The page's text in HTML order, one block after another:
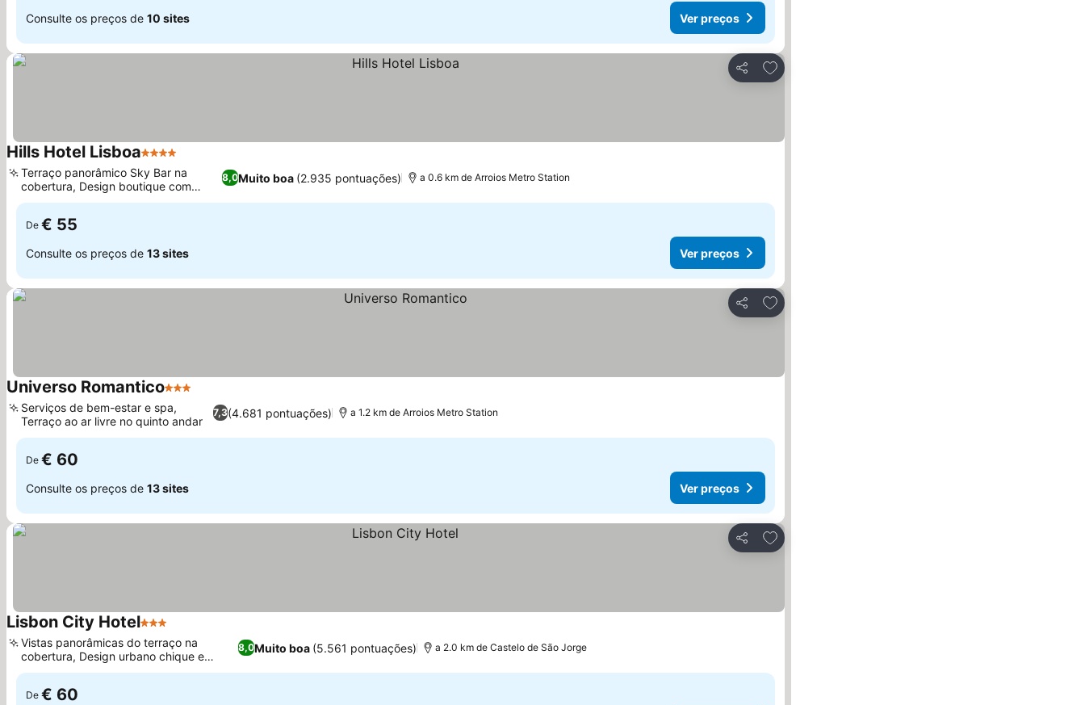
Consulte os preços de 10 sites Ver preços
Partilhar
Adicionar aos favoritos
Hills Hotel Lisboa4 Estrelas
8,0Muito boa (2.935 pontuações)
Terraço panorâmico Sky Bar na
cobertura, Design boutique com
estética escura
a 0.6 km de Arroios Metro Station
De € 55
Consulte os preços de 13 sites Ver preços
Partilhar
Adicionar aos favoritos
Universo Romantico3 Estrelas
7,3(4.681 pontuações)
Serviços de bem-estar e spa,
Terraço ao ar livre no quinto andar
a 1.2 km de Arroios Metro Station
De € 60
Consulte os preços de 13 sites Ver preços
Partilhar
Adicionar aos favoritos
Lisbon City Hotel3 Estrelas
8,0Muito boa (5.561 pontuações)
Vistas panorâmicas do terraço na
cobertura, Design urbano chique e
arquitetura moderna
a 2.0 km de Castelo de São Jorge
De € 60